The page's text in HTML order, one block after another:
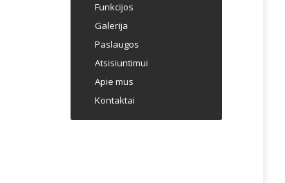
Funkcijos
Galerija
Paslaugos
Atsisiuntimui
Apie mus
Kontaktai